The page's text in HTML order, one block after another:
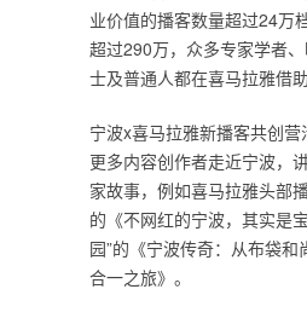
业价值的播客数量超过24万
超过290万，众多专家学者
士及普通人都在喜马拉雅借
宁波x喜马拉雅新播客共创
更多内容创作者走近宁波，
家故事，例如喜马拉雅头部
的《不网红的宁波，其实是
园”的《宁波传奇：从布袋
合一之旅》。